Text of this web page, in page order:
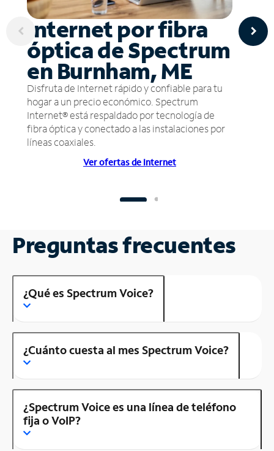
Internet por fibra
óptica de Spectrum
en Burnham, ME
Disfruta de Internet rápido y confiable para tu
hogar a un precio económico. Spectrum
Internet® está respaldado por tecnología de
fibra óptica y conectado a las instalaciones por
líneas coaxiales.
Ver ofertas de Internet
Preguntas frecuentes
¿Qué es Spectrum Voice?
¿Cuánto cuesta al mes Spectrum Voice?
¿Spectrum Voice es una línea de teléfono
fija o VoIP?